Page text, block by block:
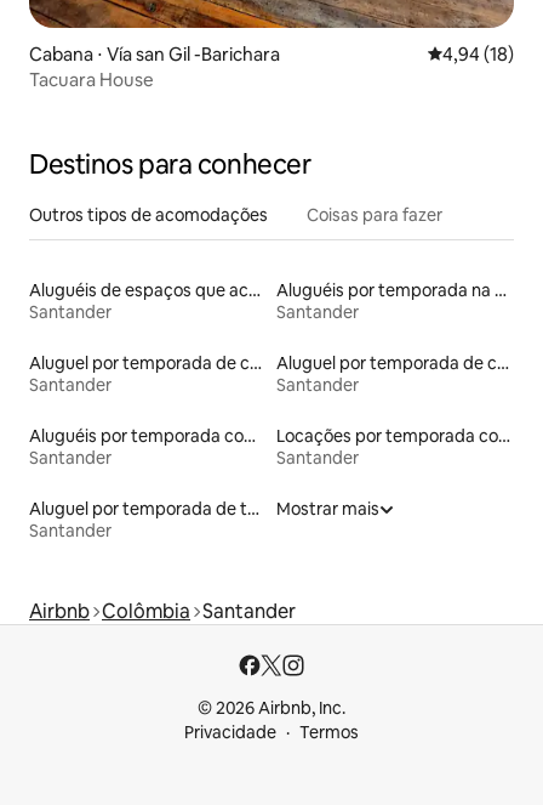
Cabana ⋅ Vía san Gil -Barichara 4,94 de uma
4,94 (18)
Tacuara House
Destinos para conhecer
Outros tipos de acomodações Coisas para fazer
Aluguéis de espaços que aceitam animais de estimação
Santander
Aluguéis por temporada na orla
Santander
Aluguel por temporada de casas arredondadas
Santander
Aluguel por temporada de casas na terra
Santander
Aluguéis por temporada com banheira de hidromassagem
Santander
Locações por temporada com piscina
Santander
Aluguel por temporada de townhouses
Santander
Mostrar mais
Airbnb Colômbia Santander
© 2026 Airbnb, Inc.
Privacidade
Termos